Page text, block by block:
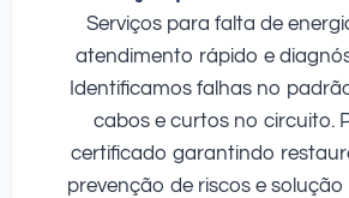
Serviços para falta de
atendimento rápido e
Identificamos falhas no
cabos e curtos no circuito.
certificado garantindo
prevenção de riscos e solução